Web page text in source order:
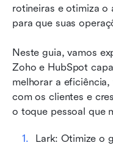
rotineiras e otimiza o
para que suas
Neste guia, vamos
Zoho e HubSpot
melhorar a
com os clientes e
o toque pessoal que
Lark: Otimize o
Principais
de serviços deve
Primeiros passos:
uma empresa de
Conclusão
Perguntas
Leitura relacionada